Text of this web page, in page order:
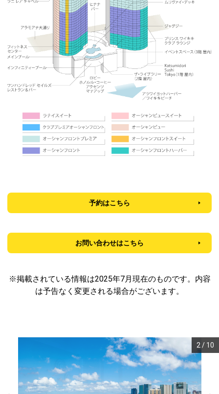
予約はこちら
お問い合わせはこちら
※掲載されている情報は2025年7月現在のものです。内容
は予告なく変更される場合がございます。
3/ 10